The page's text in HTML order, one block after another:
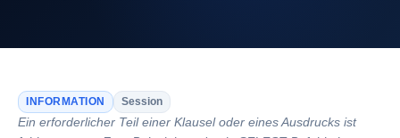
INFORMATION Session
Ein erforderlicher Teil einer Klausel oder eines Ausdrucks ist